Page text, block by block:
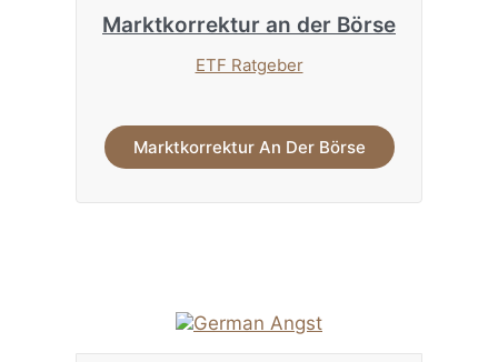
Marktkorrektur an der Börse
ETF Ratgeber
Marktkorrektur An Der Börse